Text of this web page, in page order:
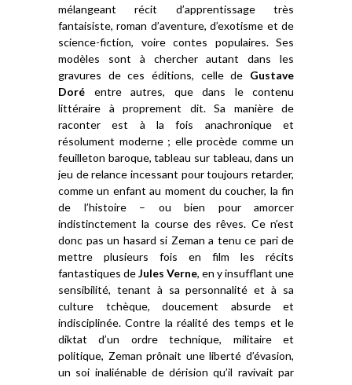
mélangeant récit d’apprentissage très
fantaisiste, roman d’aventure, d’exotisme et de
science-fiction, voire contes populaires. Ses
modèles sont à chercher autant dans les
gravures de ces éditions, celle de Gustave
Doré entre autres, que dans le contenu
littéraire à proprement dit. Sa manière de
raconter est à la fois anachronique et
résolument moderne ; elle procède comme un
feuilleton baroque, tableau sur tableau, dans un
jeu de relance incessant pour toujours retarder,
comme un enfant au moment du coucher, la fin
de l’histoire – ou bien pour amorcer
indistinctement la course des rêves. Ce n’est
donc pas un hasard si Zeman a tenu ce pari de
mettre plusieurs fois en film les récits
fantastiques deJules Verne, en y insufflant une
sensibilité, tenant à sa personnalité et à sa
culture tchèque, doucement absurde et
indisciplinée. Contre la réalité des temps et le
diktat d’un ordre technique, militaire et
politique, Zeman prônait une liberté d’évasion,
un soi inaliénable de dérision qu’il ravivait par